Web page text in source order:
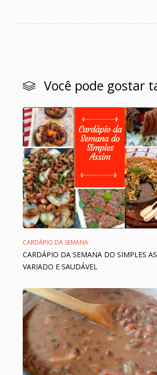
Você pode gostar
CARDÁPIO DA SEMANA
CARDÁPIO DA SEMANA DO SIMPLES
VARIADO E SAUDÁVEL